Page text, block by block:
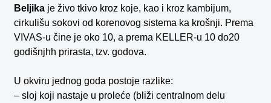
Beljika je živo tkivo kroz koje, kao i kroz kambijum,
cirkulišu sokovi od korenovog sistema ka krošnji. Prema
VIVAS-u čine je oko 10, a prema KELLER-u 10 do20
godišnjhh prirasta, tzv. godova.
U okviru jednog goda postoje razlike:
– sloj koji nastaje u proleće (bliži centralnom delu